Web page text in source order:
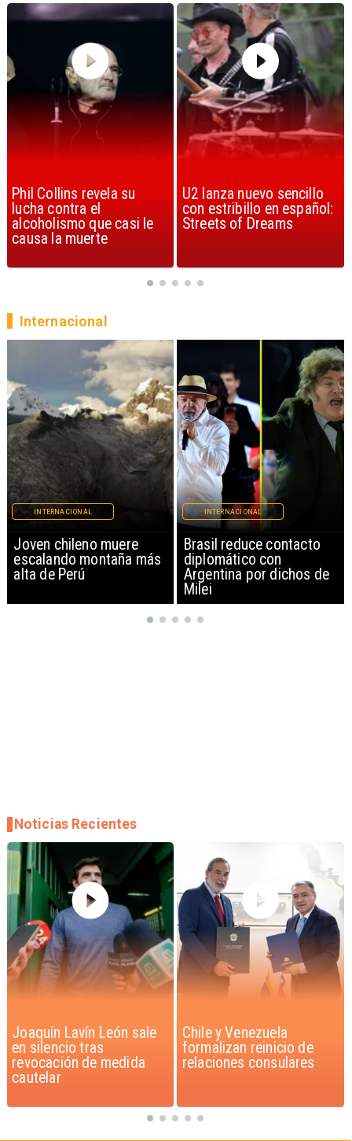
U2 lanza nuevo sencillo
con estribillo en español:
Streets of Dreams
“Africa” de Toto es
considerada la mejor
canción, según la ciencia
Brasil reduce contacto
diplomático con
Argentina por dichos de
INTERNACIONAL
China restringe
exportación de drones a
EEUU y sanciona
empresas
INTERNACIONAL
Internacional
Chile y Venezuela
formalizan reinicio de
relaciones consulares
Feriantes rechazan
dichos de Camila Flores
sobre Fabiola Campillai
Noticias Recientes